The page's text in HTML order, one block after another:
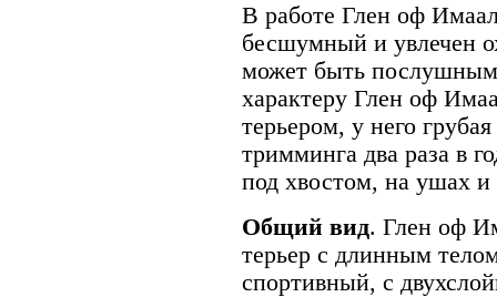
В работе Глен оф
бесшумный и увлечен
может быть
характеру Глен оф
терьером, у него
тримминга два раза в
под хвостом, на ушах
Общий вид. Глен оф
терьер с длинным
спортивный, с